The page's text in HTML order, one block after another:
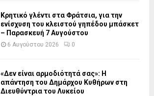
Κρητικό γλέντι στα Φράτσια, για την
ενίσχυση του κλειστού γηπέδου μπάσκετ
– Παρασκευή 7 Αυγούστου
6 Αυγούστου 2026 0
«Δεν είναι αρμοδιότητά σας»: Η
απάντηση του Δημάρχου Κυθήρων στη
Διευθύντρια του Λυκείου